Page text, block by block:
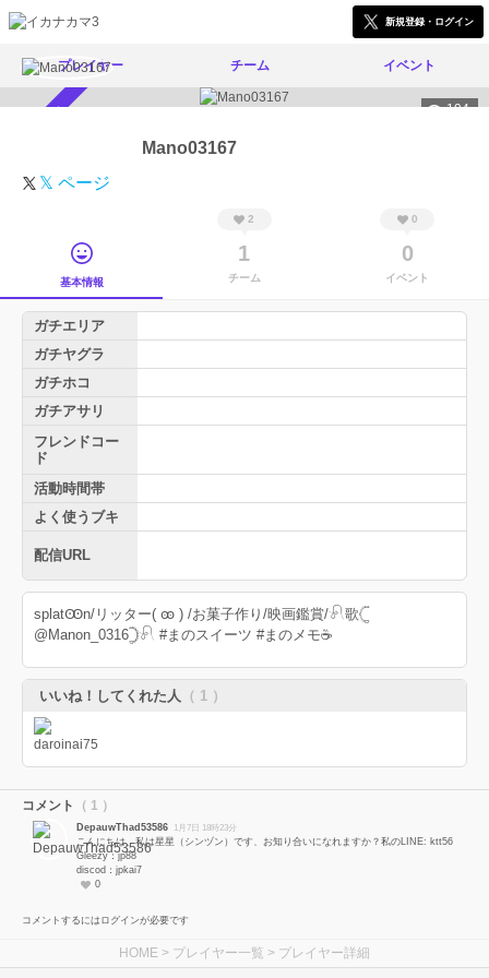
新規登録・ログイン
プレイヤー チーム イベント
194
Mano03167
𝕏 ページ
基本情報
2
1
チーム
0
0
イベント
ガチエリア
ガチヤグラ
ガチホコ
ガチアサリ
フレンドコー
ド
活動時間帯
よく使うブキ
配信URL
splatꙬn/リッター( ꙭ ) /お菓子作り/映画鑑賞/𓍯歌𓊆
@Manon_0316𓊇𓍯 #まのスイーツ #まのメモ☕️
いいね！してくれた人 （ 1 ）
コメント （ 1 ）
DepauwThad53586 1月7日 18時23分
こんにちは、私は星星（シンヅン）です、お知り合いになれますか？私のLINE: ktt56
Gleezy：jp88
discod：jpkai7
0
コメントするにはログインが必要です
HOME > プレイヤー一覧 > プレイヤー詳細